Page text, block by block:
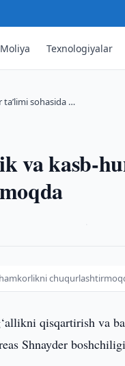
Moliya Texnologiyalar
ta’limi sohasida …
va kasb-
hamkorlikni
qisqartirish va
Shnayder